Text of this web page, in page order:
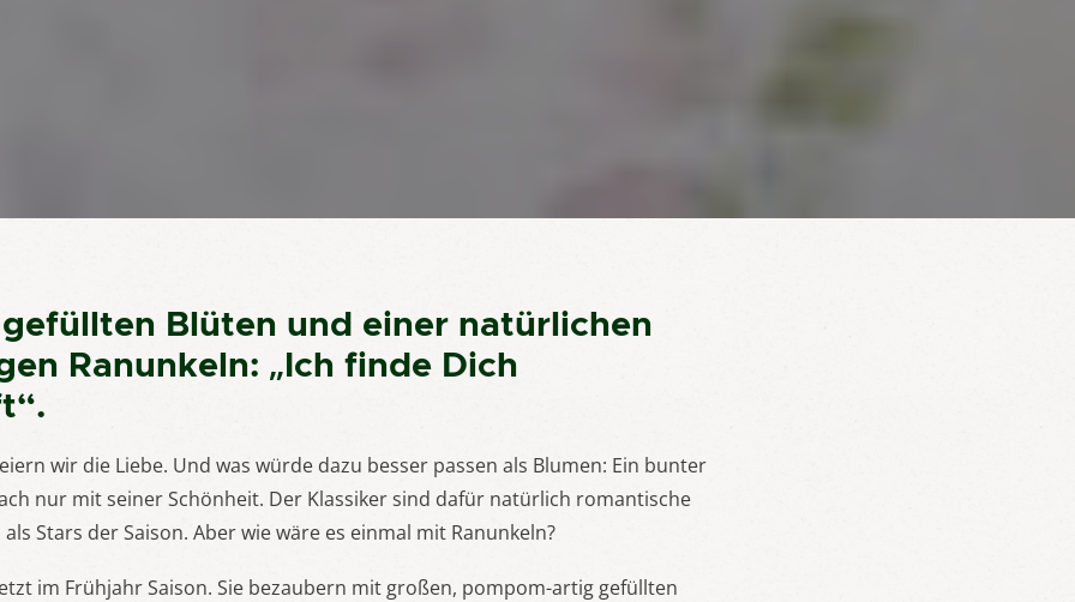
Blüten und einer natürlichen
Ranunkeln: „Ich finde Dich
wir die Liebe. Und was würde dazu besser passen als Blumen: Ein bunter
nur mit seiner Schönheit. Der Klassiker sind dafür natürlich romantische
Stars der Saison. Aber wie wäre es einmal mit Ranunkeln?
im Frühjahr Saison. Sie bezaubern mit großen, pompom-artig gefüllten